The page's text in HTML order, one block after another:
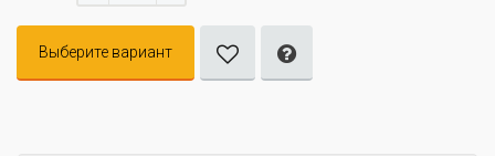
Выберите вариант